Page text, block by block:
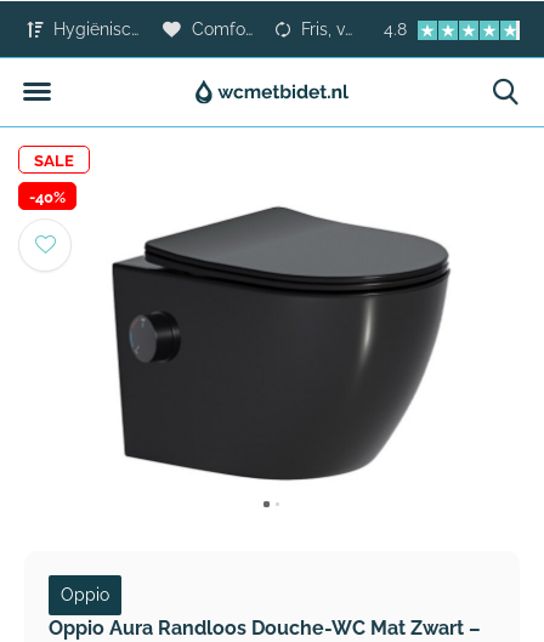
Hygiënischer dan toiletpapier Comfort voor iedereen Fris, veilig en modern 4.8
SALE
-40%
Oppio
Oppio Aura Randloos Douche-WC Mat Zwart –